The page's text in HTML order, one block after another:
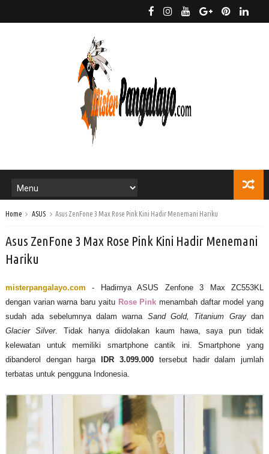
Home ASUS Asus ZenFone 3 Max Rose Pink Kini Hadir Menemani Hariku
Asus ZenFone 3 Max Rose Pink Kini Hadir Menemani
Hariku
misterpangalayo.com - Hadirnya ASUS Zenfone 3 Max ZC553KL
dengan varian warna baru yaitu Rose Pink menambah daftar model yang
sudah ada sebelumnya dalam warna Sand Gold, Titanium Graydan
Glacier Silver. Tidak hanya diidolakan kaum hawa, saya pun tidak
kelewatan untuk memiliki smartphone cantik ini. Smartphone yang
dibanderol dengan harga
IDR 3.099.000 tersebut hadir dalam jumlah
terbatas untuk pengguna Indonesia.